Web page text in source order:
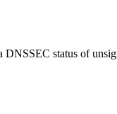
DNSSEC status of